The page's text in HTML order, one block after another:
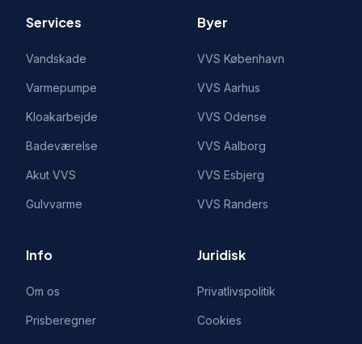
Services
Vandskade
Varmepumpe
Kloakarbejde
Badeværelse
Akut VVS
Gulvvarme
Byer
VVS København
VVS Aarhus
VVS Odense
VVS Aalborg
VVS Esbjerg
VVS Randers
Info
Om os
Prisberegner
Juridisk
Privatlivspolitik
Cookies